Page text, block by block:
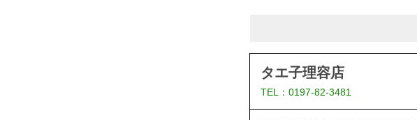
タエ子理容店
TEL：0197-82-3481